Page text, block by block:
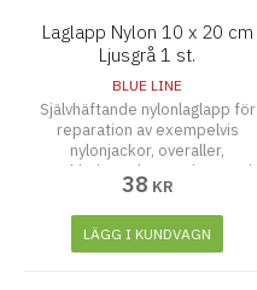
Laglapp Nylon 10 x 20 cm
Ljusgrå 1 st.
BLUE LINE
Självhäftande nylonlaglapp för
reparation av exempelvis
nylonjackor, overaller,
regnkläder och paraplyer. Tänk
på att rengöra och torka ytan
noggrant innan laglappen
fästes. Tvättbar upp till 30
grader.
38 KR
LÄGG I KUNDVAGN